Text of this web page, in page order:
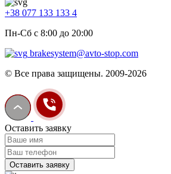
+38 077 133 133 4
Пн-Сб с 8:00 до 20:00
brakesystem@avto-stop.com
© Все права защищены. 2009-2026
Оставить заявку
Оставить заявку